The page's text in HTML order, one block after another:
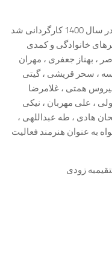
مجموعه نیسان آبی توسط منوچهر هادی در سال 1400 کارگردانی شد
خانوادگی و کمدی
، بهناز جعفری ، مهران
، سحر قریشی ، گیتی
همتی ، غلامرضا
، علی مهربان ، نیکی
هادی ، طه عبداللهی ،
به عنوان هنرمند فعالیت